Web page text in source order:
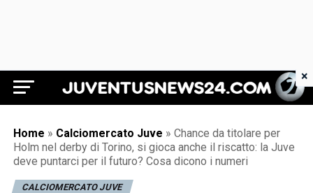
Juventus News 24
Home » Calciomercato Juve » Chance da titolare per
Holm nel derby di Torino, si gioca anche il riscatto: la Juve
deve puntarci per il futuro? Cosa dicono i numeri
CALCIOMERCATO JUVE
×